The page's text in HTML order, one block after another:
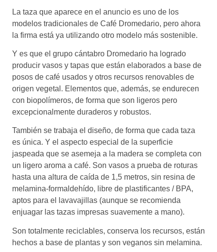
La taza que aparece en el anuncio es uno de los
modelos tradicionales de Café Dromedario, pero ahora
la firma está ya utilizando otro modelo más sostenible.
Y es que el grupo cántabro Dromedario ha logrado
producir vasos y tapas que están elaborados a base de
posos de café usados y otros recursos renovables de
origen vegetal. Elementos que, además, se endurecen
con biopolímeros, de forma que son ligeros pero
excepcionalmente duraderos y robustos.
También se trabaja el diseño, de forma que cada taza
es única. Y el aspecto especial de la superficie
jaspeada que se asemeja a la madera se completa con
un ligero aroma a café. Son vasos a prueba de roturas
hasta una altura de caída de 1,5 metros, sin resina de
melamina-formaldehído, libre de plastificantes / BPA,
aptos para el lavavajillas (aunque se recomienda
enjuagar las tazas impresas suavemente a mano).
Son totalmente reciclables, conserva los recursos, están
hechos a base de plantas y son veganos sin melamina.